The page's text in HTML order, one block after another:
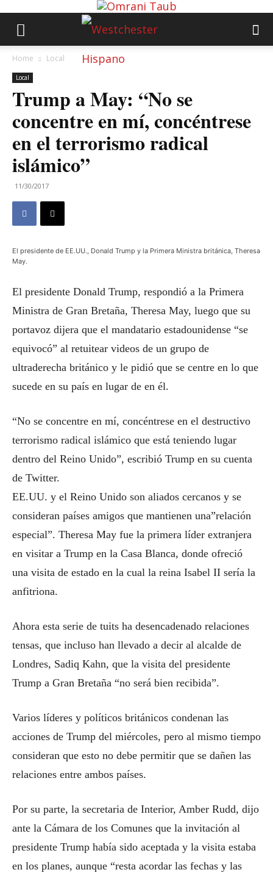
Home Local
Local
Trump a May: “No se
concentre en mí, concéntrese
en el terrorismo radical
islámico”
11/30/2017
El presidente de EE.UU., Donald Trump y la Primera Ministra británica, Theresa
May.
El presidente Donald Trump, respondió a la Primera
Ministra de Gran Bretaña, Theresa May, luego que su
portavoz dijera que el mandatario estadounidense “se
equivocó” al retuitear videos de un grupo de
ultraderecha británico y le pidió que se centre en lo que
sucede en su país en lugar de en él.
“No se concentre en mí, concéntrese en el destructivo
terrorismo radical islámico que está teniendo lugar
dentro del Reino Unido”, escribió Trump en su cuenta
de Twitter.
EE.UU. y el Reino Unido son aliados cercanos y se
consideran países amigos que mantienen una”relación
especial”. Theresa May fue la primera líder extranjera
en visitar a Trump en la Casa Blanca, donde ofreció
una visita de estado en la cual la reina Isabel II sería la
anfitriona.
Ahora esta serie de tuits ha desencadenado relaciones
tensas, que incluso han llevado a decir al alcalde de
Londres, Sadiq Kahn, que la visita del presidente
Trump a Gran Bretaña “no será bien recibida”.
Varios líderes y políticos británicos condenan las
acciones de Trump del miércoles, pero al mismo tiempo
consideran que esto no debe permitir que se dañen las
relaciones entre ambos países.
Por su parte, la secretaria de Interior, Amber Rudd, dijo
ante la Cámara de los Comunes que la invitación al
presidente Trump había sido aceptada y la visita estaba
en los planes, aunque “resta acordar las fechas y las